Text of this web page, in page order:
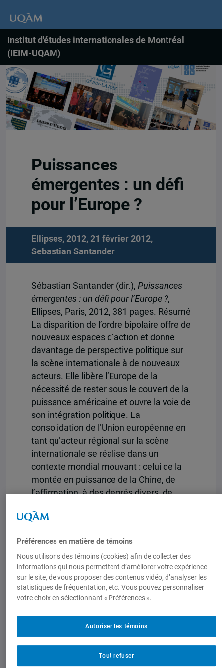
Institut d'études internationales de Montréal
(IEIM-UQAM)
Puissances
émergentes : un défi
pour l’Europe ?
Ellipses, 2012, 21 février 2012,
Sebastian Santander
Sébastian Santander (dir.), Puissances
émergentes : un défi pour l’Europe ?,
Ellipses, Paris, 2012, 381 pages. Résumé
La disparition de l’ordre bipolaire offre de
nouveaux espaces d’action et donne
davantage de perspective politique sur
la scène internationale à de nouveaux
acteurs. Elle libère l’Europe de la
nécessité de rester sous le couvert de la
puissance américaine et ouvre la voie de
son intégration politique. La
consolidation de l’Union européenne en
tant qu’acteur régional sur la scène
internationale se réalise dans un
contexte mondial mouvant : celui de la
montée en puissance de la Chine, de
l’affirmation, à des degrés divers, de
l’Afrique du Sud, et du retour progressif
politique à vocation planétaire. La
diplomatie énergique et
multidirectionnelle déployée par ces
acteurs étatiques occasionne des
changements conséquents sur la
mondiale qui se traduisent par une
diffusion progressive et structurelle du
pouvoir global. Le présent ouvrage se
penche sur la place occupée par
Préférences en matière de témoins
Nous utilisons des témoins (cookies) afin de collecter des
informations qui nous permettent d’améliorer votre expérience
sur le site, de vous proposer des contenus vidéo, d’analyser les
statistiques de fréquentation, etc. Vous pouvez personnaliser
votre choix en sélectionnant « Préférences ».
Tout refuser
Autoriser les témoins